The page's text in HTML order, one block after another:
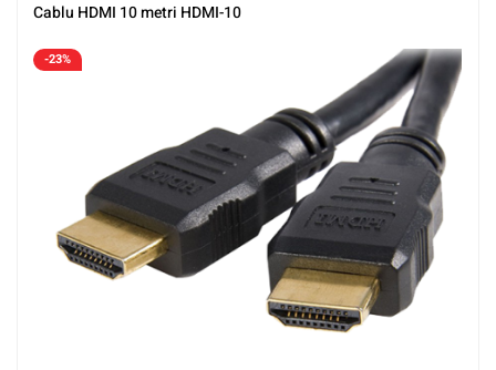
Cablu HDMI 10 metri HDMI-10
-23%